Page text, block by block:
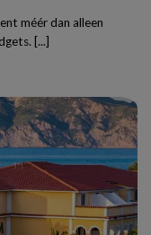
méér dan alleen
[...]